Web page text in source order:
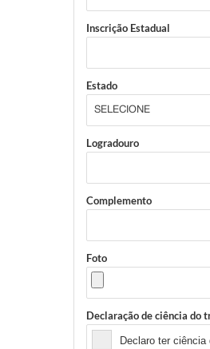
Inscrição Estadual
Estado
Logradouro
Complemento
Foto
Declaração de ciência do
Declaro ter